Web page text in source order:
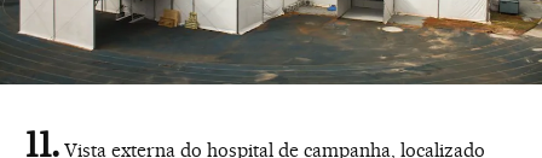
Vista externa do hospital de campanha, localizado